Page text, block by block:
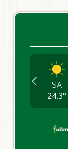
SA
24.3°